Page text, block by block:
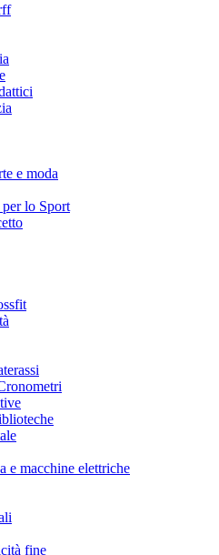
e moda
lo Sport
e macchine elettriche
fine